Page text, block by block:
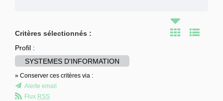
Critères sélectionnés :
Profil :
SYSTEMES D'INFORMATION
» Conserver ces critères via :
Alerte email
Flux RSS